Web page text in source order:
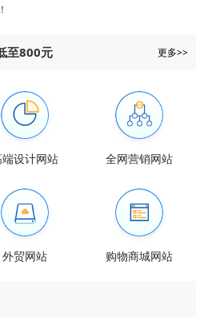
至800元 更多>>
设计网站 全网营销网站
外贸网站 购物商城网站